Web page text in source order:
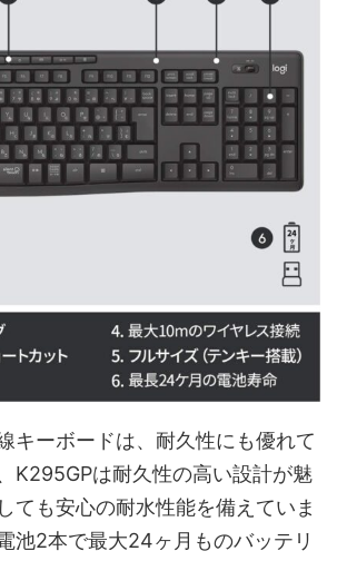
キーボードは、耐久性にも優れて
K295GPは耐久性の高い設計が魅
ても安心の耐水性能を備えていま
池2本で最大24ヶ月ものバッテリ